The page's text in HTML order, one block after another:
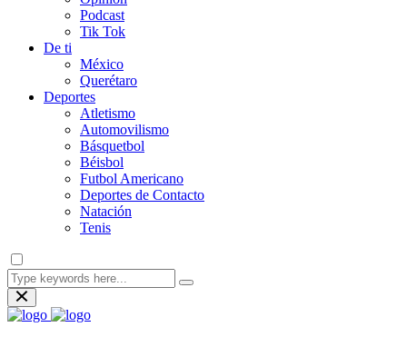
Podcast
Tik Tok
De ti
México
Querétaro
Deportes
Atletismo
Automovilismo
Básquetbol
Béisbol
Futbol Americano
Deportes de Contacto
Natación
Tenis